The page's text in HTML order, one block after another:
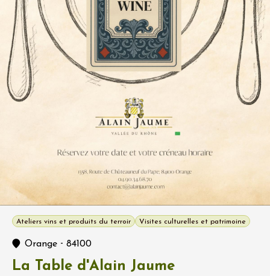
Ateliers vins et produits du terroir Visites culturelles et patrimoine
Orange - 84100
La Table d'Alain Jaume